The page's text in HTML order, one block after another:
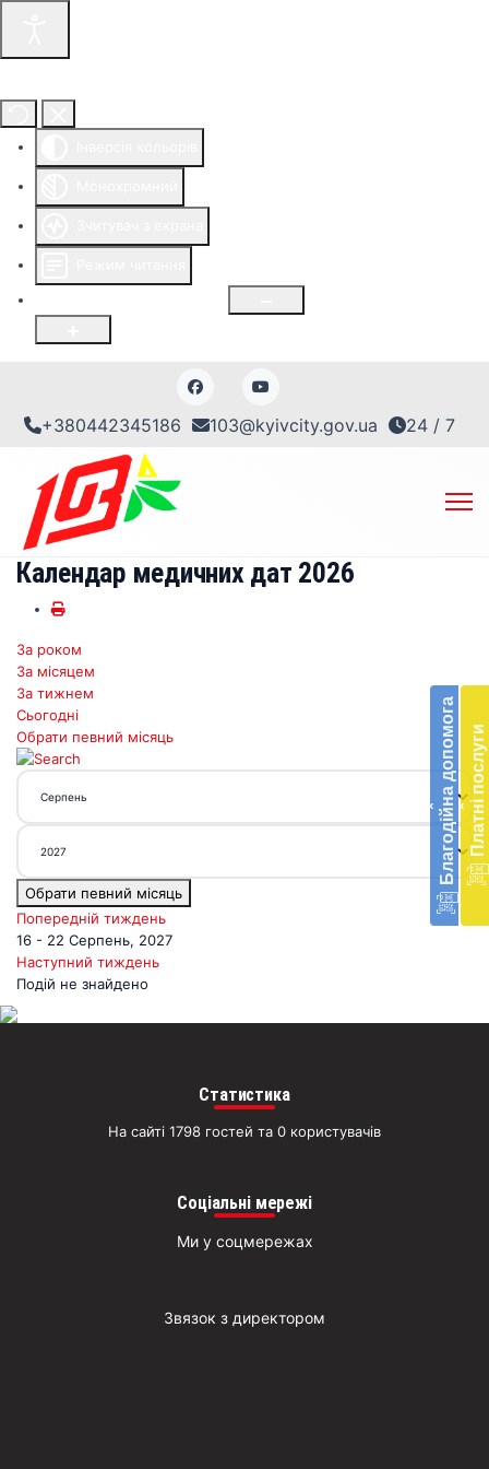
+380442345186 103@kyivcity.gov.ua 24 / 7
‹ Благодійна допомогав
‹ Платні послуги
Календар медичних дат 2026
За роком
За місяцем
За тижнем
Сьогодні
Обрати певний місяць
Обрати певний місяць
Попередній тиждень
16 - 22 Серпень, 2027
Наступний тиждень
Подій не знайдено
Статистика
На сайті 1798 гостей та 0 користувачів
Соціальні мережі
Ми у соцмережах
Звязок з директором